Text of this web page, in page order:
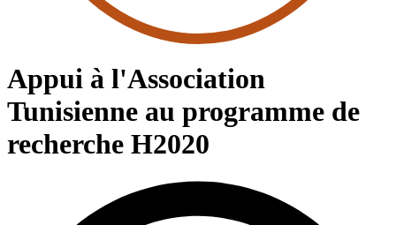
Appui à l'Association
Tunisienne au programme de
recherche H2020